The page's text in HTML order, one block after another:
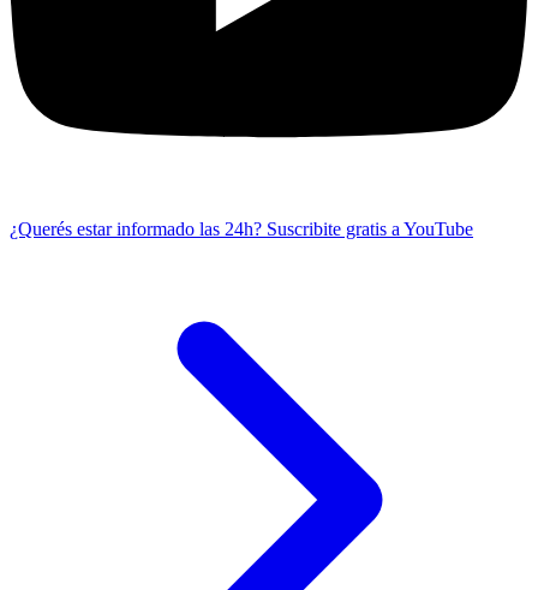
¿Querés estar informado las 24h? Suscribite gratis a YouTube